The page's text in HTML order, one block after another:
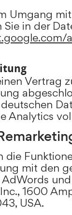
Umgang
in der
Vertrag
Analytics
die
mit den
1600
USA.